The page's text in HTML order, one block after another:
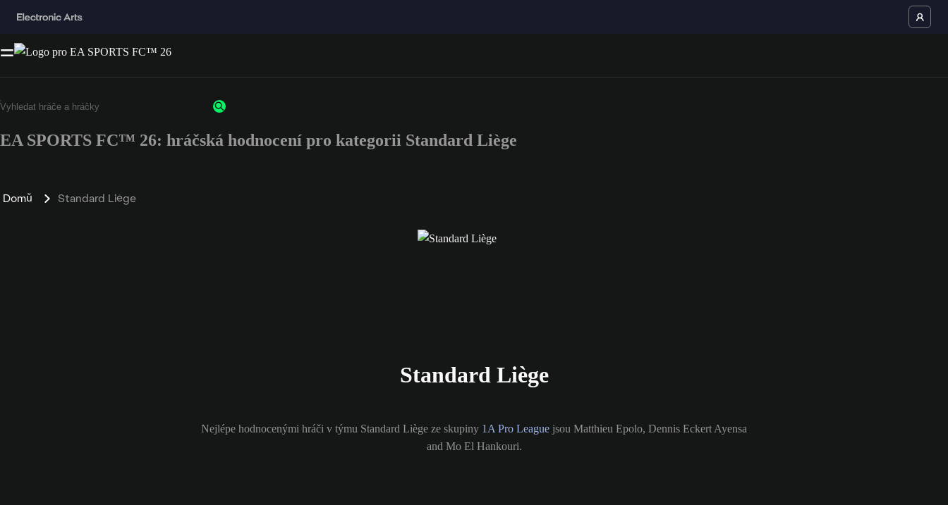
EA SPORTS FC™ 26: hráčská hodnocení pro kategorii Standard Liège
Domů Standard Liège
Standard Liège
Nejlépe hodnocenými hráči v týmu Standard Liège ze skupiny 1A Pro League jsou Matthieu Epolo, Dennis Eckert Ayensa
and Mo El Hankouri.